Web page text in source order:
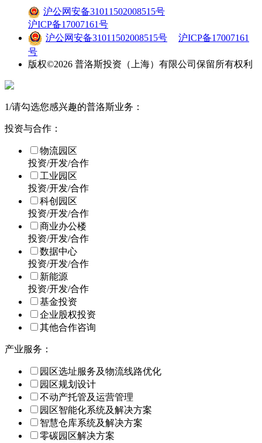
沪公网安备31011502008515号
沪ICP备17007161号
沪公网安备31011502008515号
沪ICP备17007161
号
版权©2026 普洛斯投资（上海）有限公司保留所有权利
1/请勾选您感兴趣的普洛斯业务：
投资与合作：
物流园区
投资/开发/合作
工业园区
投资/开发/合作
科创园区
投资/开发/合作
商业办公楼
投资/开发/合作
数据中心
投资/开发/合作
新能源
投资/开发/合作
基金投资
企业股权投资
其他合作咨询
产业服务：
园区选址服务及物流线路优化
园区规划设计
不动产托管及运营管理
园区智能化系统及解决方案
智慧仓库系统及解决方案
零碳园区解决方案